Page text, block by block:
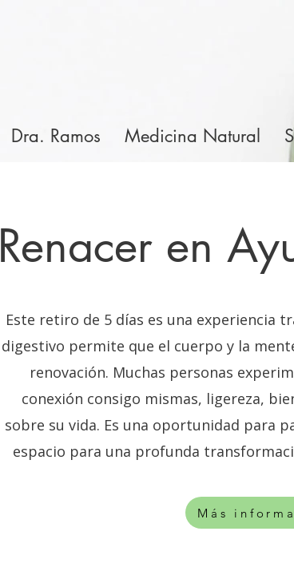
Dra. Ramos Medicina Natural
Renacer en
Este retiro de 5 días es una experiencia
digestivo permite que el cuerpo y la
renovación. Muchas personas
conexión consigo mismas, ligereza,
sobre su vida. Es una oportunidad para
espacio para una profunda
Más